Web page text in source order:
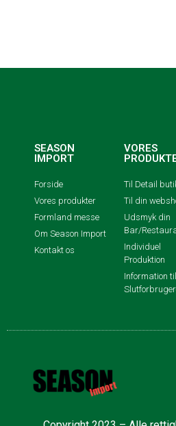
SEASON
IMPORT
Forside
Vores produkter
Formland messe
Om Season Import
Kontakt os
VORES
Til Detail
Til din
Udsmyk din
Bar/
Individuel
Produktion
Information til